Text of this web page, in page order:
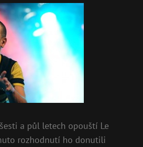
a půl letech opouští Le
rozhodnutí ho donutili